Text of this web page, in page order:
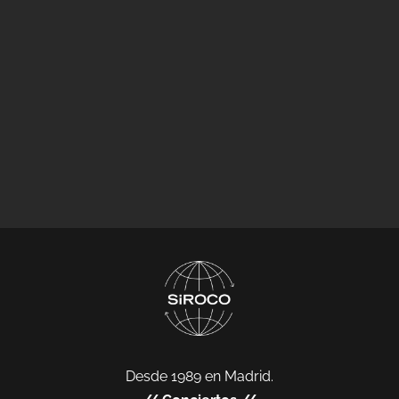
Desde 1989 en Madrid.